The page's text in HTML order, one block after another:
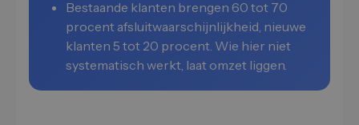
Bestaande klanten brengen 60 tot 70
procent afsluitwaarschijnlijkheid, nieuwe
klanten 5 tot 20 procent. Wie hier niet
systematisch werkt, laat omzet liggen.